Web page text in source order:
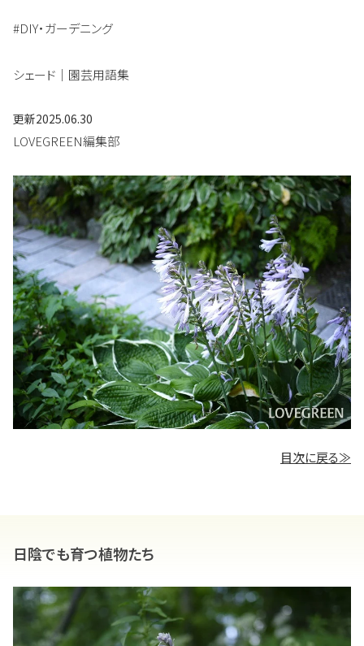
#DIY・ガーデニング
シェード｜園芸用語集
更新2025.06.30
LOVEGREEN編集部
目次に戻る≫
日陰でも育つ植物たち